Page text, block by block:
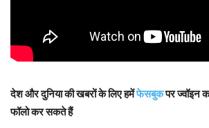
देश और दुनिया की खबरों के लिए हमेंफेसबुकपर ज्वॉइन
फॉलो कर सकते हैं